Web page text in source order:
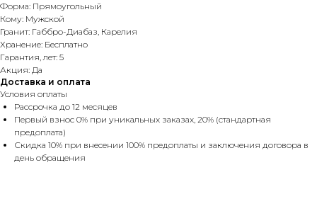
Форма: Прямоугольный
Кому: Мужской
Гранит: Габбро-Диабаз, Карелия
Хранение: Бесплатно
Гарантия, лет: 5
Акция: Да
Доставка и оплата
Условия оплаты
Рассрочка до 12 месяцев
Первый взнос 0% при уникальных заказах, 20% (стандартная
предоплата)
Скидка 10% при внесении 100% предоплаты и заключения договора в
день обращения